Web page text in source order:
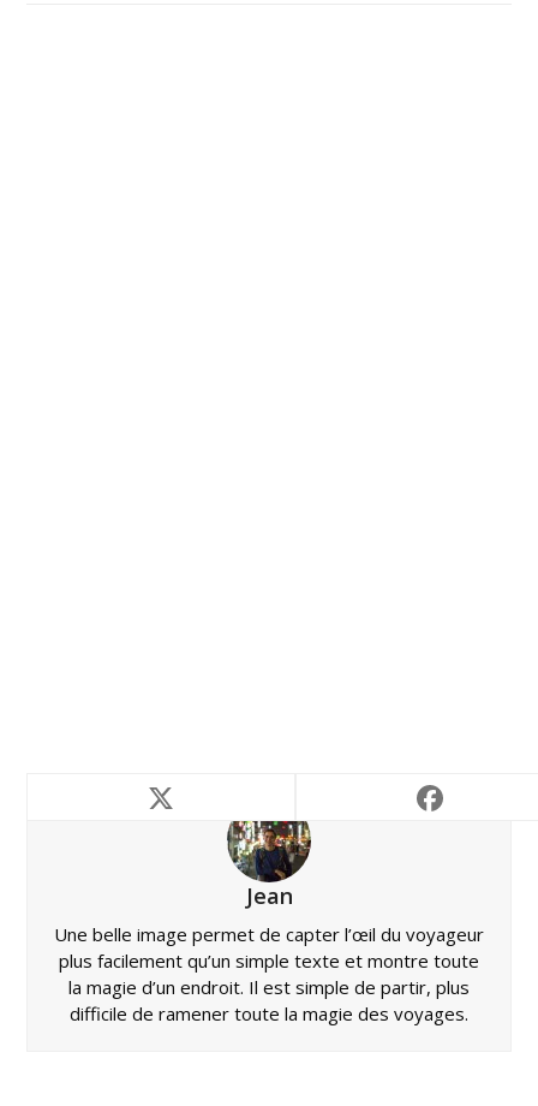
Jean
Une belle image permet de capter l’œil du voyageur
plus facilement qu’un simple texte et montre toute
la magie d’un endroit. Il est simple de partir, plus
difficile de ramener toute la magie des voyages.